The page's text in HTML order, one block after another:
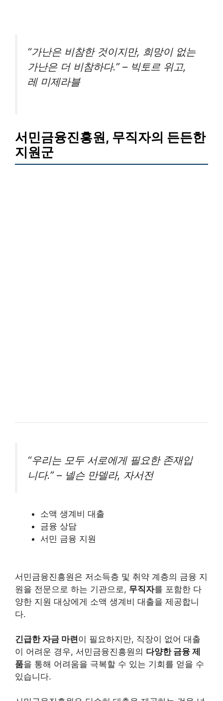
“가난은 비참한 것이지만, 희망이 없는
가난은 더 비참하다.” – 빅토르 위고,
레 미제라블
서민금융진흥원, 무직자의 든든한
지원군
“우리는 모두 서로에게 필요한 존재입
니다.” – 넬슨 만델라, 자서전
소액 생계비 대출
금융 상담
서민 금융 지원
서민금융진흥원은 저소득층 및 취약 계층의 금융 지
원을 전문으로 하는 기관으로, 무직자를 포함한 다
양한 지원 대상에게 소액 생계비 대출을 제공합니
다.
긴급한 자금 마련이 필요하지만, 직장이 없어 대출
이 어려운 경우, 서민금융진흥원의 다양한 금융 제
품을 통해 어려움을 극복할 수 있는 기회를 얻을 수
있습니다.